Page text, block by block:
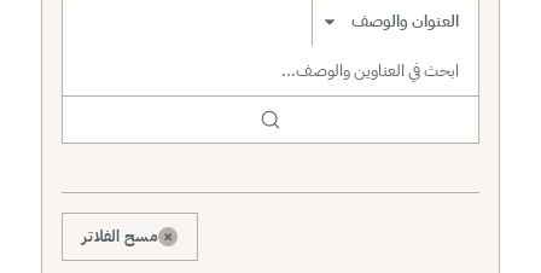
نطاق البحث
× مسح الفلاتر